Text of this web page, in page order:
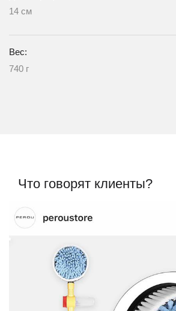
14 см
Вес:
740 г
Что говорят клиенты?